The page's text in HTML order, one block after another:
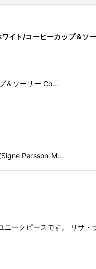
イト/コーヒーカップ＆ソ
＆ソーサー Co…
Signe Persson-M…
ニークピースです。 リサ・